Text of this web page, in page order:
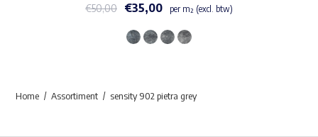
€50,00 €35,00 per m² (excl. btw)
Dit
meerdere
Home Assortiment sensity 902 pietra grey